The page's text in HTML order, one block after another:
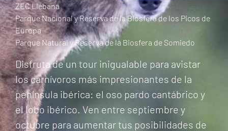
ZEC Liébana
Parque Nacional y Reserva de la Biosfera de los Picos de
Europa
Parque Natural y Reserva de la Biosfera de Somiedo
Disfruta de un tour inigualable para avistar
los carnívoros más impresionantes de la
península ibérica: el oso pardo cantábrico y
el lobo ibérico. Ven entre septiembre y
octubre para aumentar tus posibilidades de